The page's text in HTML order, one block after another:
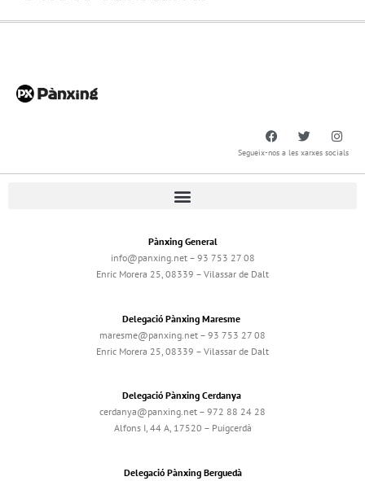
Segueix-nos a les xarxes socials
Pànxing General
info@panxing.net – 93 753 27 08
Enric Morera 25, 08339 – Vilassar de Dalt
Delegació Pànxing Maresme
maresme@panxing.net – 93 753 27 08
Enric Morera 25, 08339 – Vilassar de Dalt
Delegació Pànxing Cerdanya
cerdanya@panxing.net – 972 88 24 28
Alfons I, 44 A, 17520 – Puigcerdà
Delegació Pànxing Berguedà